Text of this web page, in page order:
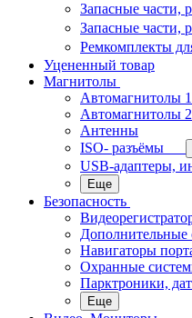
Запасные части,
Запасные части,
Ремкомплекты
Уцененный товар
Магнитолы
Автомагнитолы
Автомагнитолы
Антенны
ISO- разъёмы
USB-адаптеры,
Еще
Безопасность
Дополнительные
Навигаторы
Охранные
Парктроники,
Еще